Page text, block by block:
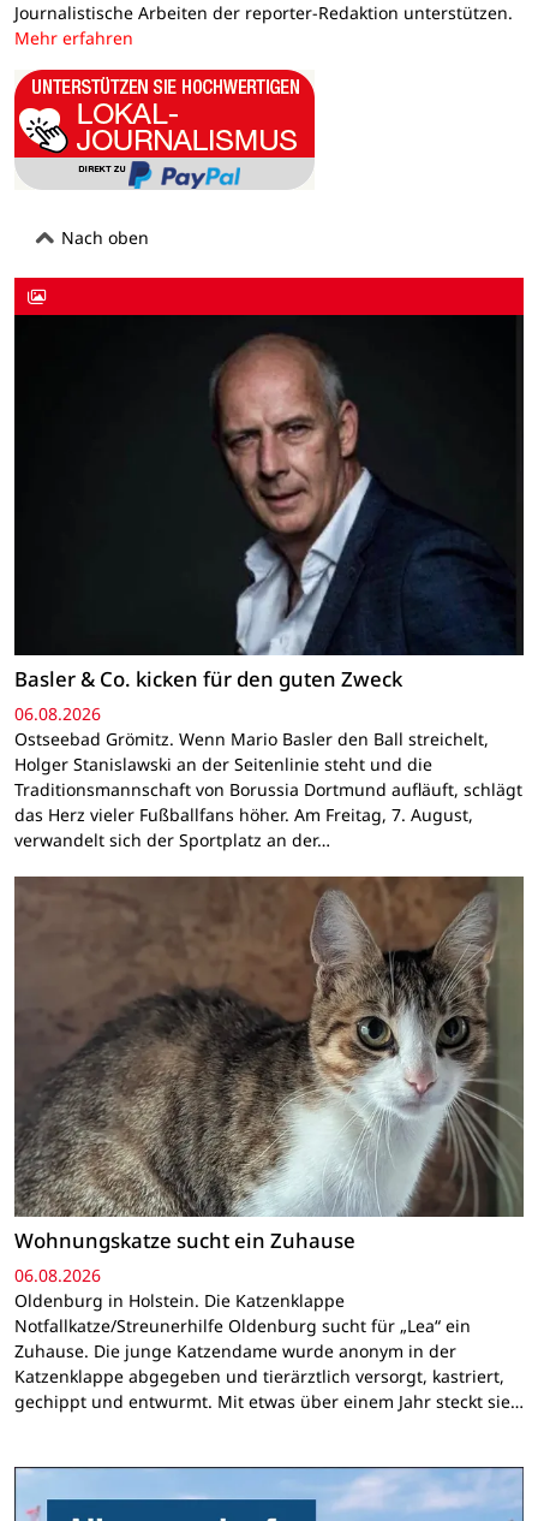
Journalistische Arbeiten der reporter-Redaktion unterstützen.
Mehr erfahren
Nach oben
Basler & Co. kicken für den guten Zweck
06.08.2026
Ostseebad Grömitz. Wenn Mario Basler den Ball streichelt,
Holger Stanislawski an der Seitenlinie steht und die
Traditionsmannschaft von Borussia Dortmund aufläuft, schlägt
das Herz vieler Fußballfans höher. Am Freitag, 7. August,
verwandelt sich der Sportplatz an der…
Wohnungskatze sucht ein Zuhause
06.08.2026
Oldenburg in Holstein. Die Katzenklappe
Notfallkatze/Streunerhilfe Oldenburg sucht für „Lea“ ein
Zuhause. Die junge Katzendame wurde anonym in der
Katzenklappe abgegeben und tierärztlich versorgt, kastriert,
gechippt und entwurmt. Mit etwas über einem Jahr steckt sie…